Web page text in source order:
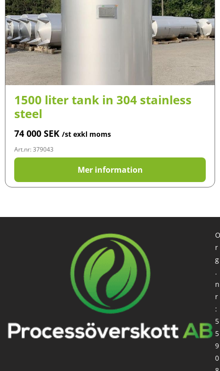
1500 liter tank in 304 stainless
steel
74 000 SEK /st exkl moms
Art.nr: 379043
Mer information
O
r
g
.
n
r
:
5
5
9
0